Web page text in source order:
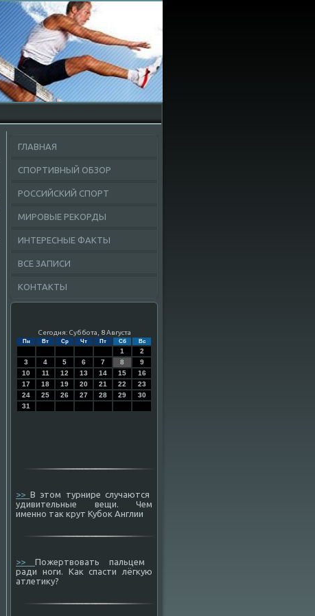
ГЛАВНАЯ
СПОРТИВНЫЙ ОБЗОР
РОССИЙСКИЙ СПОРТ
МИРОВЫЕ РЕКОРДЫ
ИНТЕРЕСНЫЕ ФАКТЫ
ВСЕ ЗАПИСИ
КОНТАКТЫ
Сегодня: Суббота, 8 Августа
Пн Вт Ср Чт Пт Сб Вс
1
2
3
4 5 6 7 8
9
10
11 12 13 14 15
16
17
18 19 20 21 22
23
24
25 26 27 28 29
30
31
>> В этом турнире случаются
удивительные вещи. Чем
именно так крут Кубок Англии
>> Пожертвовать пальцем
ради ноги. Как спасти лёгкую
атлетику?